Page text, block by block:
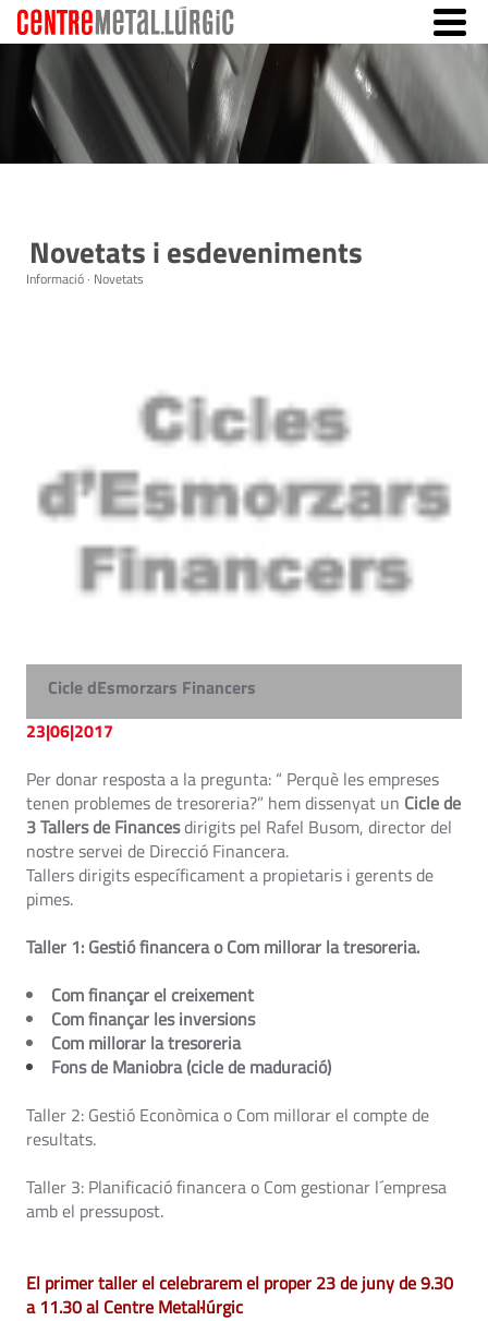
Novetats i esdeveniments
Informació · Novetats
Cicle dEsmorzars Financers
23|06|2017
Per donar resposta a la pregunta: “ Perquè les empreses
tenen problemes de tresoreria?” hem dissenyat un Cicle de
3 Tallers de Financesdirigits pel Rafel Busom, director del
nostre servei de Direcció Financera.
Tallers dirigits específicament a propietaris i gerents de
pimes.
Taller 1: Gestió financera o Com millorar la tresoreria.
Com finançar el creixement
Com finançar les inversions
Com millorar la tresoreria
Fons de Maniobra (cicle de maduració)
Taller 2: Gestió Econòmica o Com millorar el compte de
resultats.
Taller 3: Planificació financera o Com gestionar l´empresa
amb el pressupost.
El primer taller el celebrarem el proper 23 de juny de 9.30
a 11.30 al Centre Metal·lúrgic